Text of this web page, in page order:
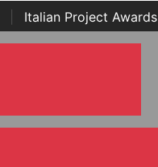
Italian Project Awards